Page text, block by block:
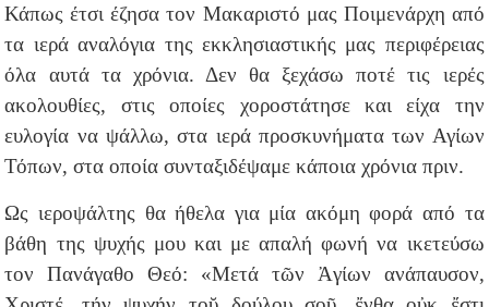
Κάπως έτσι έζησα τον Μακαριστό μας Ποιμενάρχη από
τα ιερά αναλόγια της εκκλησιαστικής μας περιφέρειας
όλα αυτά τα χρόνια. Δεν θα ξεχάσω ποτέ τις ιερές
ακολουθίες, στις οποίες χοροστάτησε και είχα την
ευλογία να ψάλλω, στα ιερά προσκυνήματα των Αγίων
Τόπων, στα οποία συνταξιδέψαμε κάποια χρόνια πριν.
Ως ιεροψάλτης θα ήθελα για μία ακόμη φορά από τα
βάθη της ψυχής μου και με απαλή φωνή να ικετεύσω
τον Πανάγαθο Θεό: «Μετά τῶν Ἀγίων ανάπαυσον,